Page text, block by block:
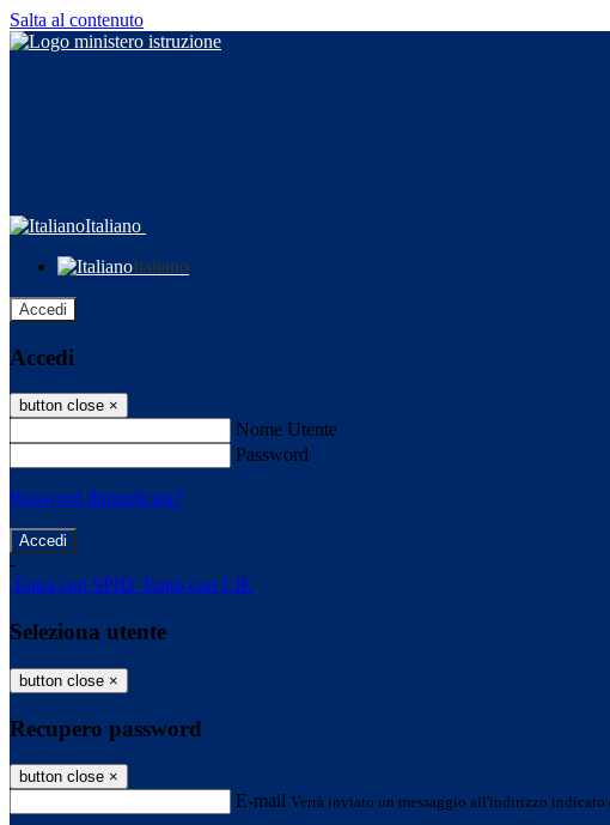
Salta al contenuto
Italiano
Italiano
Accedi
Accedi
button close ×
Nome Utente
Password
Password dimenticata?
-
Entra con SPID Entra con CIE
Seleziona utente
button close ×
Recupero password
button close ×
E-mail Verrà inviato un messaggio all'indirizzo indicato